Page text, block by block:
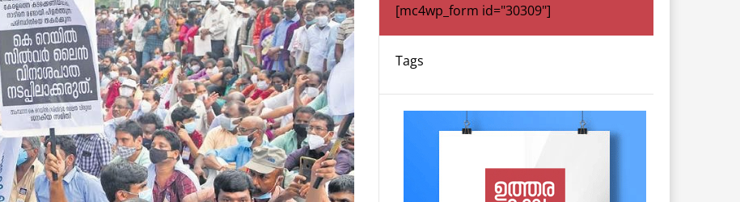
[mc4wp_form id="30309"]
Tags